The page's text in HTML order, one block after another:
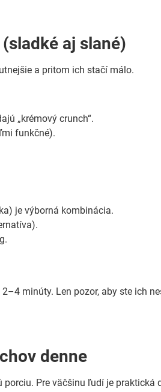
aj slané)
a pritom ich stačí málo.
„krémový crunch“.
funkčné).
je výborná kombinácia.
minúty. Len pozor, aby ste ich
denne
Pre väčšinu ľudí je praktická